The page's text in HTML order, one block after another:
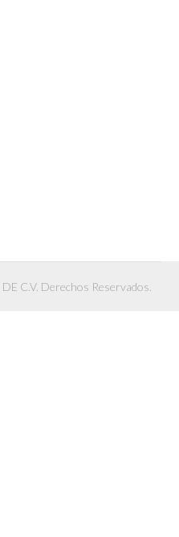
C.V. Derechos Reservados.